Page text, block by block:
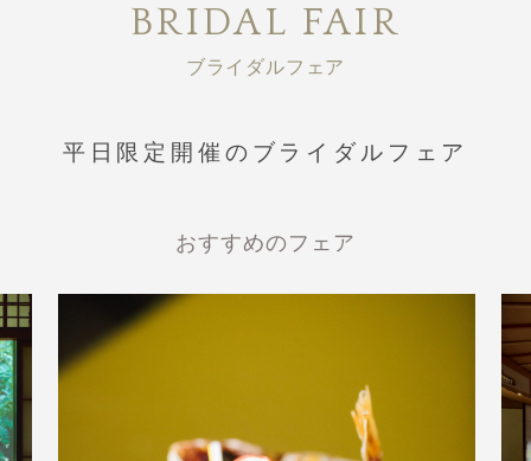
BRIDAL FAIR
ブライダルフェア
平日限定開催のブライダルフェア
おすすめのフェア